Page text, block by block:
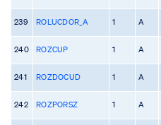
239 ROLUCDOR_A 1 A
240 ROZCUP 1 A
241 ROZDOCUD 1 A
242 ROZPORSZ 1 A